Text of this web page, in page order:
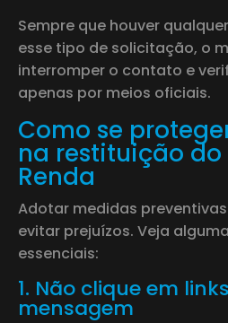
Sempre que houver
esse tipo de solicitação, o
interromper o contato e
apenas por meios oficiais.
Como se
na restituição
Renda
Adotar medidas
evitar prejuízos. Veja
essenciais:
1. Não clique em
mensagem